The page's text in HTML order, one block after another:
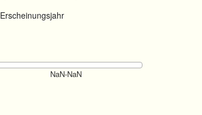
Erscheinungsjahr